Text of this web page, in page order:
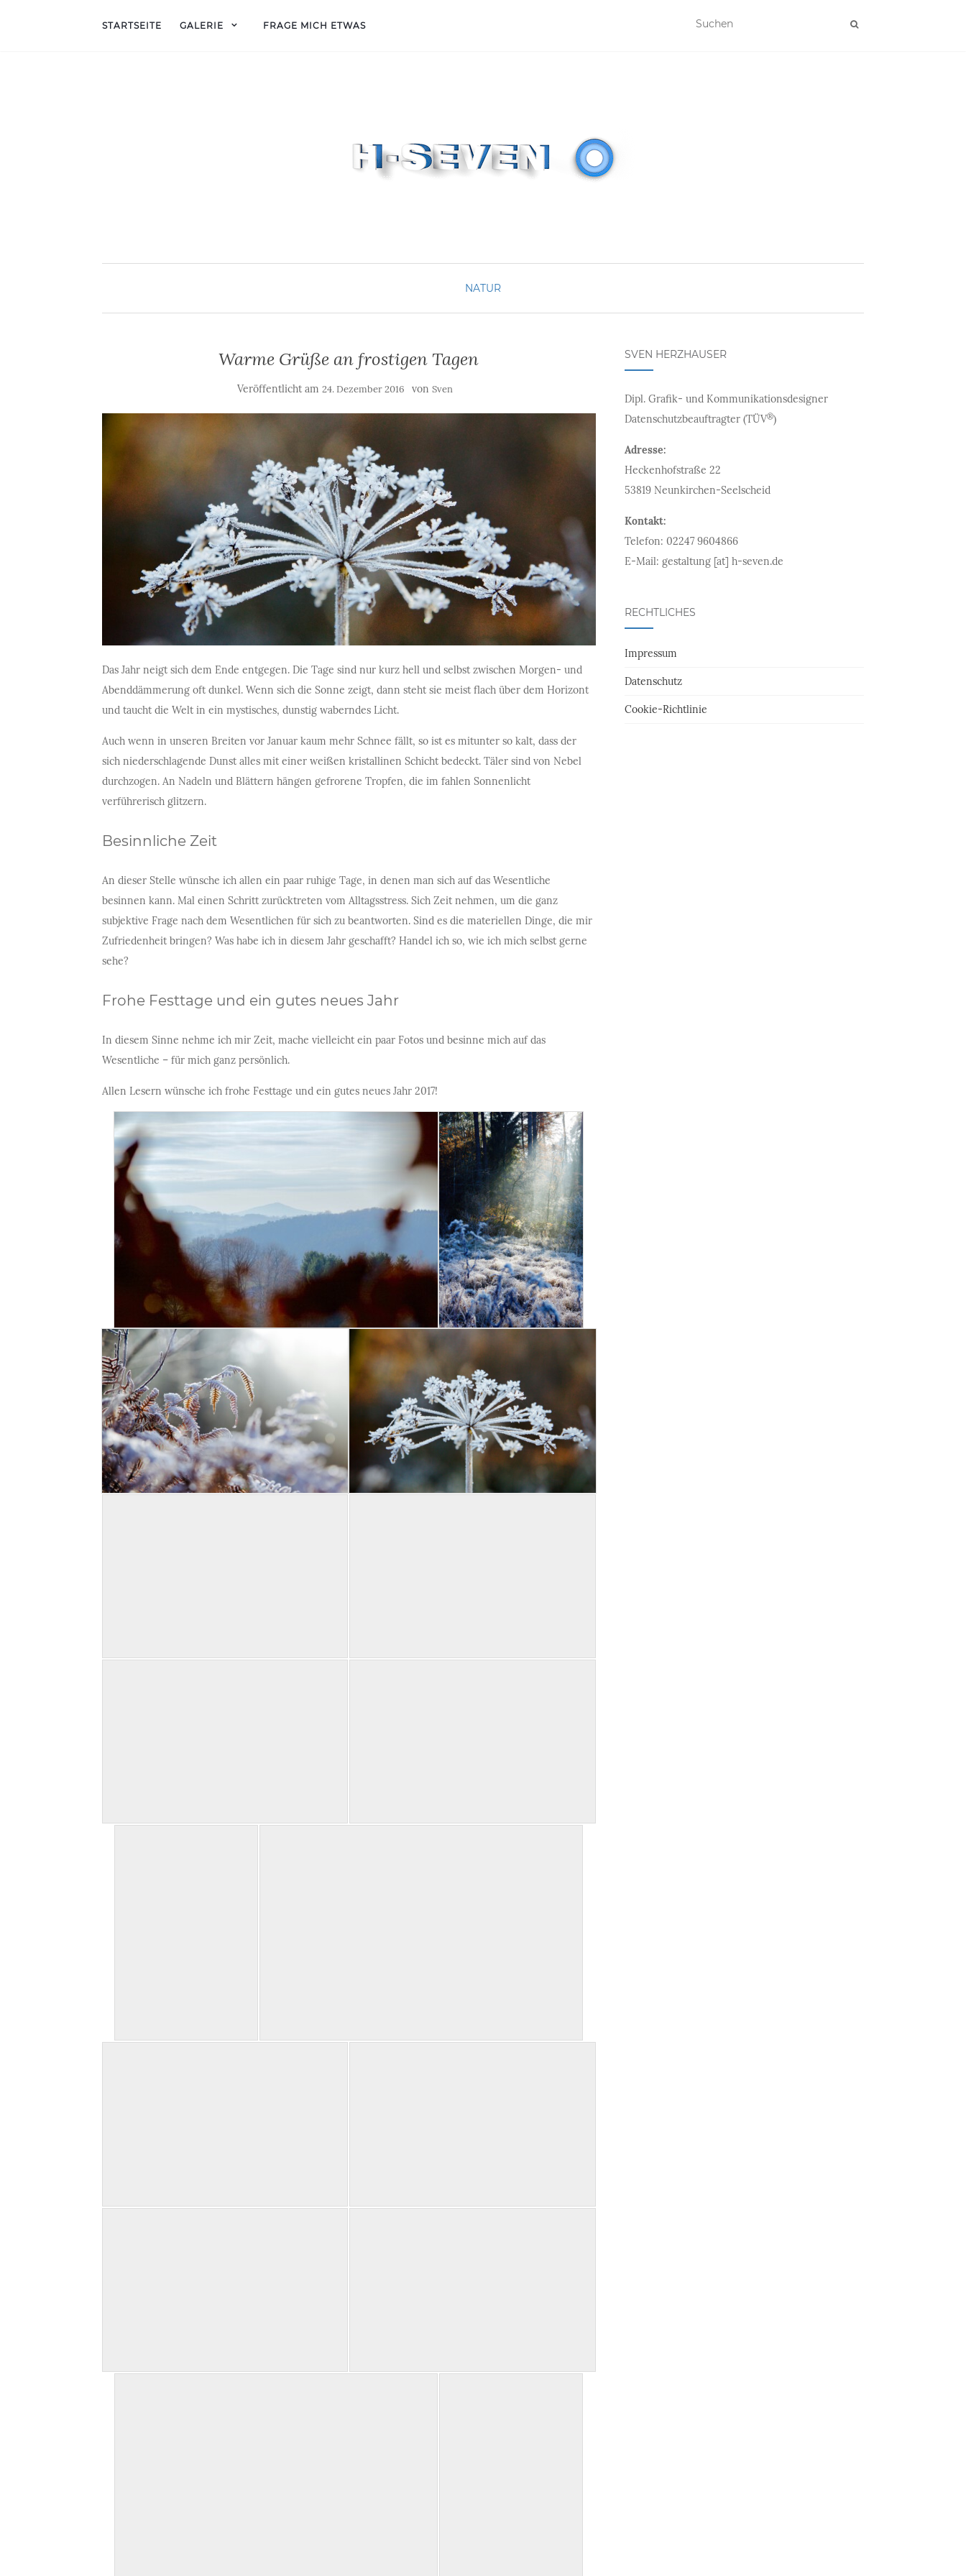
STARTSEITE GALERIE FRAGE MICH ETWAS
NATUR
Warme Grüße an frostigen Tagen
Veröffentlicht am24. Dezember 2016 vonSven
Das Jahr neigt sich dem Ende entgegen. Die Tage sind nur kurz hell und selbst zwischen Morgen- und
Abenddämmerung oft dunkel. Wenn sich die Sonne zeigt, dann steht sie meist flach über dem Horizont
und taucht die Welt in ein mystisches, dunstig waberndes Licht.
Auch wenn in unseren Breiten vor Januar kaum mehr Schnee fällt, so ist es mitunter so kalt, dass der
sich niederschlagende Dunst alles mit einer weißen kristallinen Schicht bedeckt. Täler sind von Nebel
durchzogen. An Nadeln und Blättern hängen gefrorene Tropfen, die im fahlen Sonnenlicht
verführerisch glitzern.
Besinnliche Zeit
An dieser Stelle wünsche ich allen ein paar ruhige Tage, in denen man sich auf das Wesentliche
besinnen kann. Mal einen Schritt zurücktreten vom Alltagsstress. Sich Zeit nehmen, um die ganz
subjektive Frage nach dem Wesentlichen für sich zu beantworten. Sind es die materiellen Dinge, die mir
Zufriedenheit bringen? Was habe ich in diesem Jahr geschafft? Handel ich so, wie ich mich selbst gerne
sehe?
Frohe Festtage und ein gutes neues Jahr
In diesem Sinne nehme ich mir Zeit, mache vielleicht ein paar Fotos und besinne mich auf das
Wesentliche – für mich ganz persönlich.
Allen Lesern wünsche ich frohe Festtage und ein gutes neues Jahr 2017!
SVEN HERZHAUSER
Dipl. Grafik- und Kommunikationsdesigner
Datenschutzbeauftragter (TÜV®)
Adresse:
Heckenhofstraße 22
53819 Neunkirchen-Seelscheid
Kontakt:
Telefon: 02247 9604866
E-Mail: gestaltung [at] h-seven.de
RECHTLICHES
Impressum
Datenschutz
Cookie-Richtlinie